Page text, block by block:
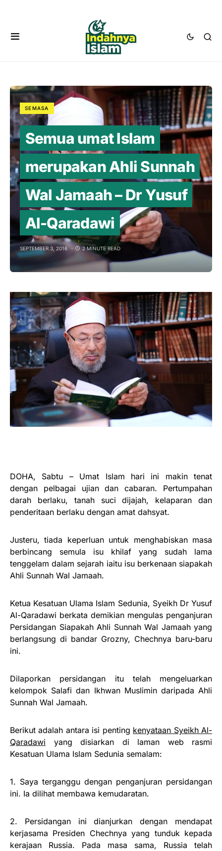
SEMASA
Semua umat Islam
merupakan Ahli Sunnah
Wal Jamaah – Dr Yusuf
Al-Qaradawi
SEPTEMBER 3, 2016 2 MINUTE READ
DOHA, Sabtu – Umat Islam hari ini makin tenat
dengan pelbagai ujian dan cabaran. Pertumpahan
darah berlaku, tanah suci dijajah, kelaparan dan
penderitaan berlaku dengan amat dahsyat.
Justeru, tiada keperluan untuk menghabiskan masa
berbincang semula isu khilaf yang sudah lama
tenggelam dalam sejarah iaitu isu berkenaan siapakah
Ahli Sunnah Wal Jamaah.
Ketua Kesatuan Ulama Islam Sedunia, Syeikh Dr Yusuf
Al-Qaradawi berkata demikian mengulas penganjuran
Persidangan Siapakah Ahli Sunnah Wal Jamaah yang
berlangsung di bandar Grozny, Chechnya baru-baru
ini.
Dilaporkan persidangan itu telah mengeluarkan
kelompok Salafi dan Ikhwan Muslimin daripada Ahli
Sunnah Wal Jamaah.
Berikut adalah antara isi penting kenyataan Syeikh Al-
Qaradawi yang disiarkan di laman web rasmi
Kesatuan Ulama Islam Sedunia semalam:
1. Saya terganggu dengan penganjuran persidangan
ini. Ia dilihat membawa kemudaratan.
2. Persidangan ini dianjurkan dengan mendapat
kerjasama Presiden Chechnya yang tunduk kepada
kerajaan Russia. Pada masa sama, Russia telah